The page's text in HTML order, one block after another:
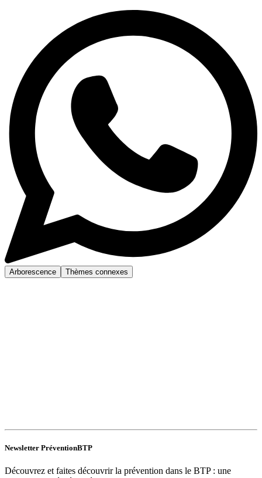
Arborescence Thèmes connexes
Newsletter PréventionBTP
Découvrez et faites découvrir la prévention dans le BTP : une